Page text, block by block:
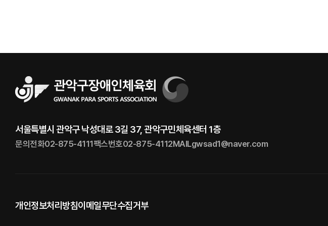
서울특별시 관악구 낙성대로 3길 37, 관악구민체육센터 1층
문의전화02-875-4111팩스번호02-875-4112MAILgwsad1@naver.com
개인정보처리방침이메일무단수집거부